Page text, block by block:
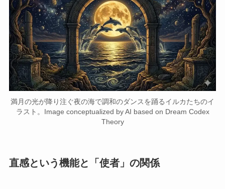
満月の光が降り注ぐ夜の海で調和のダンスを踊るイルカたちのイ
ラスト。Image conceptualized by AI based on Dream Codex
Theory
直感という機能と「使者」の関係